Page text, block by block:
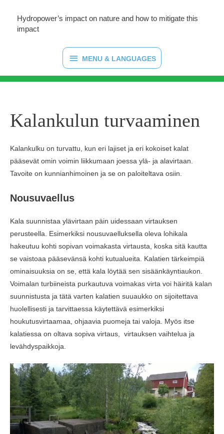
Hydropower’s impact on nature and how to mitigate this
impact
MENU
&
MENU & LANGUAGES
Kalankulun turvaaminen
Kalankulku on turvattu, kun eri lajiset ja eri kokoiset kalat
pääsevät omin voimin liikkumaan joessa ylä- ja alavirtaan.
Tavoite on kunnianhimoinen ja se on paloiteltava osiin.
Nousuvaellus
Kala suunnistaa ylävirtaan päin uidessaan virtauksen
perusteella. Esimerkiksi nousuvaelluksella oleva lohikala
hakeutuu kohti sopivan voimakasta virtausta, koska sitä kautta
se vaistoaa pääsevänsä kohti kutualueita. Kalatien tärkeimpiä
ominaisuuksia on se, että kala löytää sen sisäänkäyntiaukon.
Voimalan turbiineista purkautuva voimakas virta voi häiritä kalan
suunnistusta ja tätä varten kalatien suuaukko on sijoitettava
huolellisesti ja tarvittaessa käytettävä esimerkiksi
houkutusvirtaamaa, ohjaavia puomeja tai valoja. Myös itse
kalatiessa on oltava sopiva virtaus, virtauksen vaihtelua ja
levähdyspaikkoja.